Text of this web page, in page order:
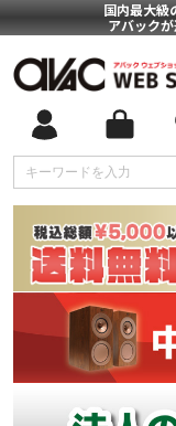
国内最大級
アバック